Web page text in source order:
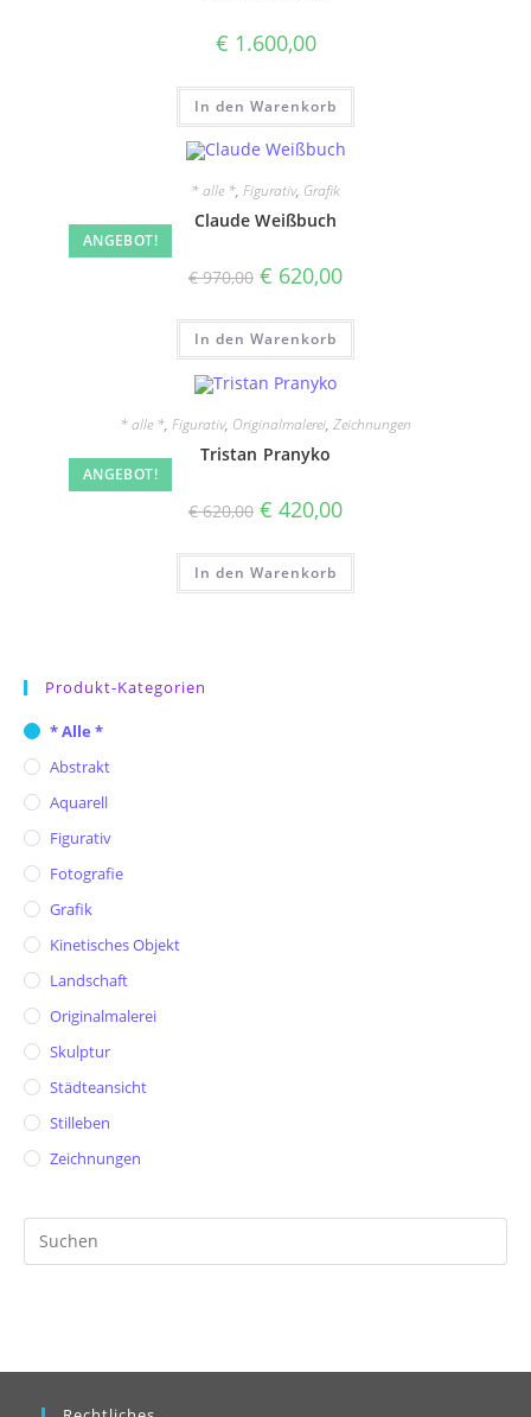
€ 1.600,00
In den Warenkorb
ANGEBOT!
* alle *, Figurativ, Grafik
Claude Weißbuch
€970,00 Ursprünglicher
Preis
€ 970,00
€ 620,00Aktueller
€ 620,00.
In den Warenkorb
ANGEBOT!
* alle *, Figurativ, Originalmalerei, Zeichnungen
Tristan Pranyko
€620,00 Ursprünglicher
Preis
€ 620,00
€ 420,00Aktueller
€ 420,00.
In den Warenkorb
Produkt-Kategorien
* Alle *
Abstrakt
Aquarell
Figurativ
Fotografie
Grafik
Kinetisches Objekt
Landschaft
Originalmalerei
Skulptur
Städteansicht
Stilleben
Zeichnungen